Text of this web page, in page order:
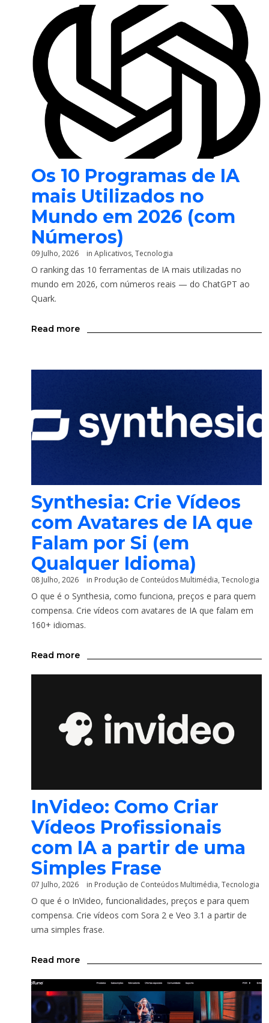
Os 10 Programas de IA
mais Utilizados no
Mundo em 2026 (com
Números)
09 Julho, 2026 in Aplicativos, Tecnologia
O ranking das 10 ferramentas de IA mais utilizadas no
mundo em 2026, com números reais — do ChatGPT ao
Quark.
Read more
Synthesia: Crie Vídeos
com Avatares de IA que
Falam por Si (em
Qualquer Idioma)
08 Julho, 2026 in Produção de Conteúdos Multimédia, Tecnologia
O que é o Synthesia, como funciona, preços e para quem
compensa. Crie vídeos com avatares de IA que falam em
160+ idiomas.
Read more
InVideo: Como Criar
Vídeos Profissionais
com IA a partir de uma
Simples Frase
07 Julho, 2026 in Produção de Conteúdos Multimédia, Tecnologia
O que é o InVideo, funcionalidades, preços e para quem
compensa. Crie vídeos com Sora 2 e Veo 3.1 a partir de
uma simples frase.
Read more